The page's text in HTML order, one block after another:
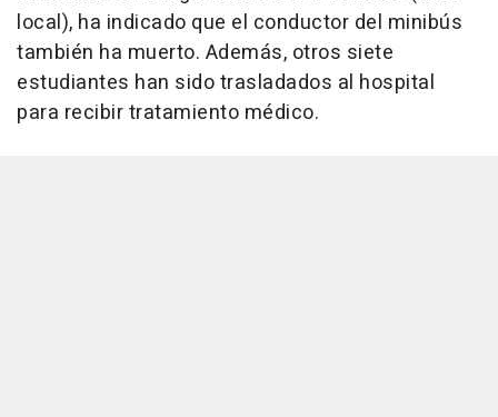
local), ha indicado que el conductor del minibús
también ha muerto. Además, otros siete
estudiantes han sido trasladados al hospital
para recibir tratamiento médico.